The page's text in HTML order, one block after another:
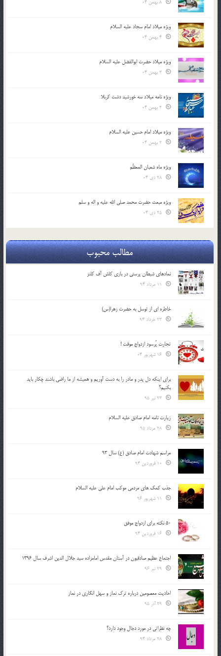
ویژه میلاد امام سجاد علیه السلام
ویژه میلاد حضرت ابوالفضل علیه السلام
ویژه نامه میلاد سه خورشید دشت کربلا
ویژه میلاد امام حسین علیه السلام
ویژه ماه شعبان المعظّم
ویژه مبعث حضرت محمد صلی الله علیه و اله و سلم
مطالب محبوب
نمادهای شیطان پرستی در بازی کلش آف کلنز
خاطره ای از توسل به حضرت زهرا(س)
تجارت پُرسود ازدواج موقت !
براي اينكه دل پدر و مادر را به دست آوريم و هميشه از ما راضي باشند چكار بايد
بكنيم؟
زیارت نامه امام صادق علیه السلام
مراسم شهادت امام صادق (ع) سال 93
جذب کمک های مردمی موکب امام علی علیه السلام
50 نکته برای ازدواج موفق
اجتماع عظیم صادقیون در آستان مقدس امامزاده سید جلال الدین اشرف سال 1396
احادیث معصومین درباره ترک نماز و سهل انگاری در نماز
چه نظراتی در مورد دجال وجود دارد؟